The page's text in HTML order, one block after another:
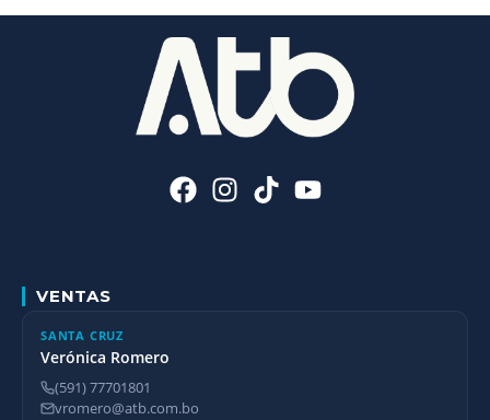
VENTAS
SANTA CRUZ
Verónica Romero
(591) 77701801
vromero@atb.com.bo